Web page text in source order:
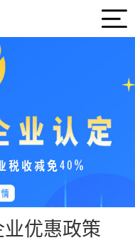
优惠政策